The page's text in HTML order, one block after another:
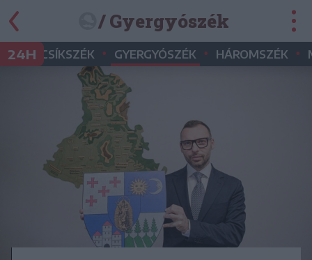
/ Gyergyószék
24H CSÍKSZÉK • GYERGYÓSZÉK • HÁROMSZÉK •